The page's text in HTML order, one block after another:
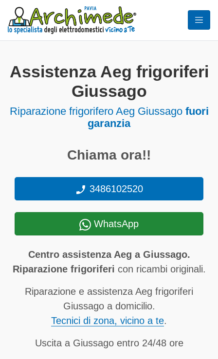
Assistenza Aeg frigoriferi
Giussago
Riparazione frigorifero Aeg Giussago fuori
garanzia
Chiama ora!!
3486102520
WhatsApp
Centro assistenza Aeg a Giussago.
Riparazione frigoriferi con ricambi originali.
Riparazione e assistenza Aeg frigoriferi
Giussago a domicilio.
Tecnici di zona, vicino a te.
Uscita a Giussago entro 24/48 ore